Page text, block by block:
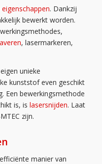
. Dankzij
bewerkt worden.
, lasermarkeren,
unieke
kunststof even geschikt
Een bewerkingsmethode
is, is lasersnijden. Laat
zijn.
manier van